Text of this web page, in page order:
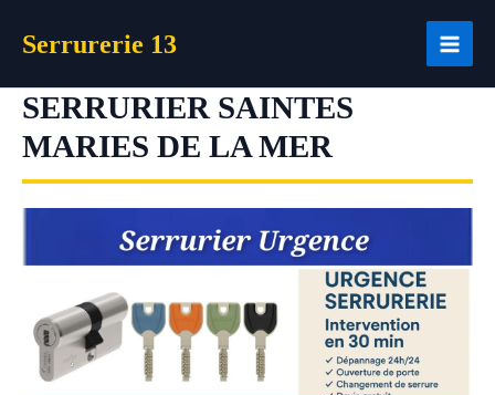
Serrurerie 13
SERRURIER SAINTES
MARIES DE LA MER